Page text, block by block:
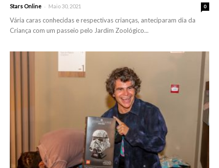
Stars Online - Maio 30, 2021 0
Vária caras conhecidas e respectivas crianças, anteciparam dia da
Criança com um passeio pelo Jardim Zoológico...